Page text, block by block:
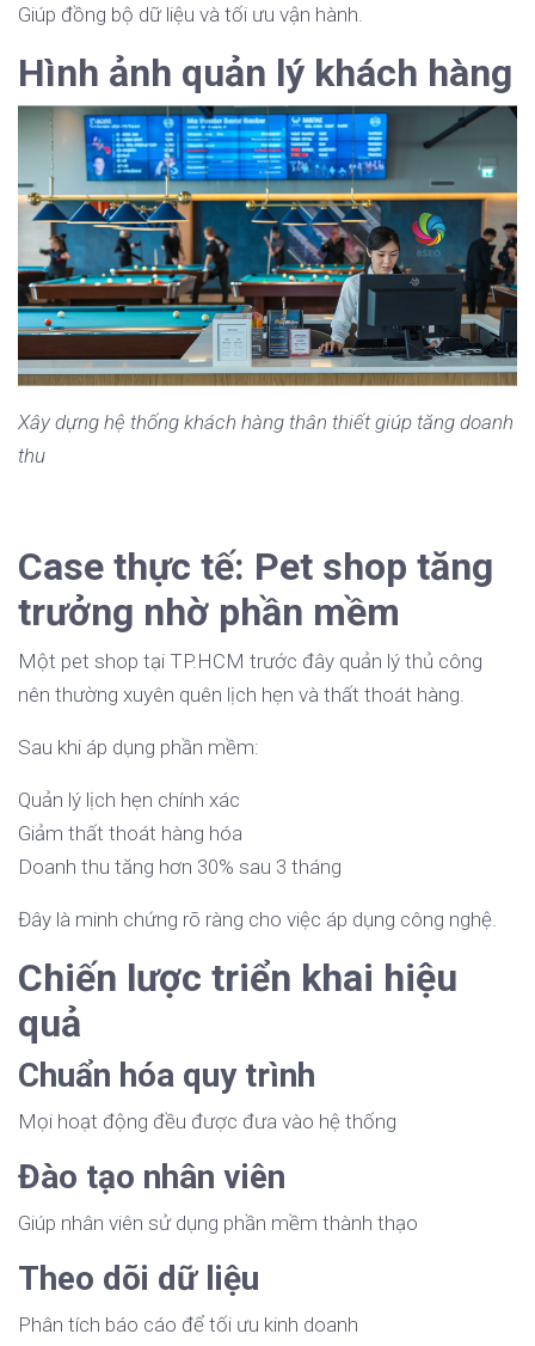
Giúp đồng bộ dữ liệu và tối ưu vận hành.
Hình ảnh quản lý khách hàng
Xây dựng hệ thống khách hàng thân thiết giúp tăng doanh
thu
Case thực tế: Pet shop tăng
trưởng nhờ phần mềm
Một pet shop tại TP.HCM trước đây quản lý thủ công
nên thường xuyên quên lịch hẹn và thất thoát hàng.
Sau khi áp dụng phần mềm:
Quản lý lịch hẹn chính xác
Giảm thất thoát hàng hóa
Doanh thu tăng hơn 30% sau 3 tháng
Đây là minh chứng rõ ràng cho việc áp dụng công nghệ.
Chiến lược triển khai hiệu
quả
Chuẩn hóa quy trình
Mọi hoạt động đều được đưa vào hệ thống
Đào tạo nhân viên
Giúp nhân viên sử dụng phần mềm thành thạo
Theo dõi dữ liệu
Phân tích báo cáo để tối ưu kinh doanh